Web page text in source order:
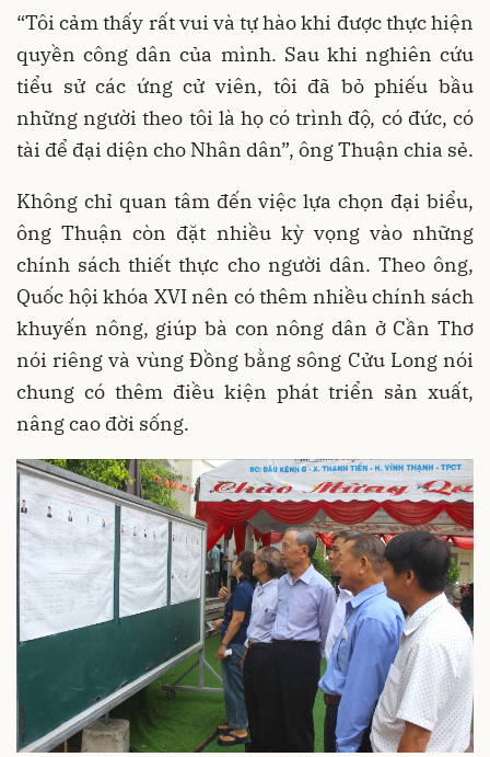
“Tôi cảm thấy rất vui và tự hào khi được thực hiện
quyền công dân của mình. Sau khi nghiên cứu
tiểu sử các ứng cử viên, tôi đã bỏ phiếu bầu
những người theo tôi là họ có trình độ, có đức, có
tài để đại diện cho Nhân dân”, ông Thuận chia sẻ.
Không chỉ quan tâm đến việc lựa chọn đại biểu,
ông Thuận còn đặt nhiều kỳ vọng vào những
chính sách thiết thực cho người dân. Theo ông,
Quốc hội khóa XVI nên có thêm nhiều chính sách
khuyến nông, giúp bà con nông dân ở Cần Thơ
nói riêng và vùng Đồng bằng sông Cửu Long nói
chung có thêm điều kiện phát triển sản xuất,
nâng cao đời sống.